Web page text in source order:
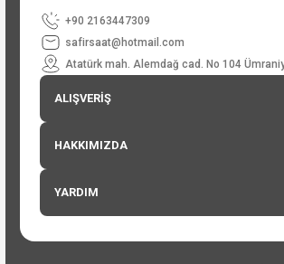
+90 2163447309
safirsaat@hotmail.com
Atatürk mah. Alemdağ cad. No 104
ALIŞVERİŞ
HAKKIMIZDA
YARDIM